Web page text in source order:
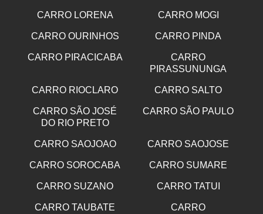
CARRO LORENA CARRO MOGI
CARRO OURINHOS CARRO PINDA
CARRO PIRACICABA
CARRO
PIRASSUNUNGA
CARRO RIOCLARO CARRO SALTO
CARRO SÃO JOSÉ
DO RIO PRETO
CARRO SÃO PAULO
CARRO SAOJOAO CARRO SAOJOSE
CARRO SOROCABA CARRO SUMARE
CARRO SUZANO CARRO TATUI
CARRO TAUBATE
CARRO